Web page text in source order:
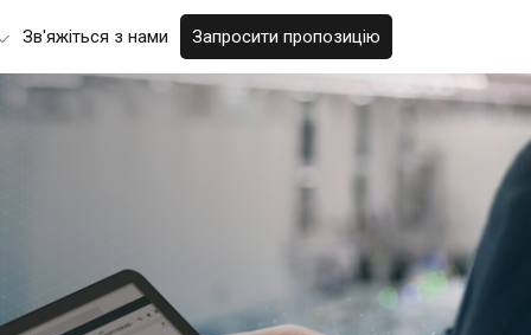
Зв'яжіться з нами Запросити пропозицію